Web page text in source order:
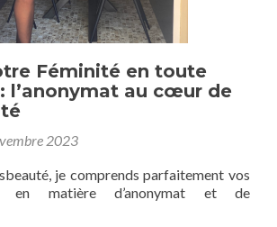
Féminité en toute
l’anonymat au cœur de
2023
je comprends parfaitement vos
en matière d’anonymat et de